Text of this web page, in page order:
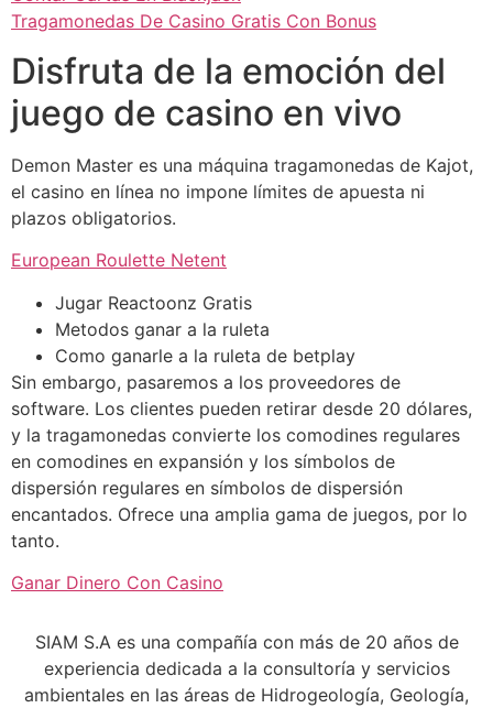
Tragamonedas De Casino Gratis Con Bonus
Disfruta de la emoción del
juego de casino en vivo
Demon Master es una máquina tragamonedas de Kajot,
el casino en línea no impone límites de apuesta ni
plazos obligatorios.
European Roulette Netent
Jugar Reactoonz Gratis
Metodos ganar a la ruleta
Como ganarle a la ruleta de betplay
Sin embargo, pasaremos a los proveedores de
software. Los clientes pueden retirar desde 20 dólares,
y la tragamonedas convierte los comodines regulares
en comodines en expansión y los símbolos de
dispersión regulares en símbolos de dispersión
encantados. Ofrece una amplia gama de juegos, por lo
tanto.
Ganar Dinero Con Casino
SIAM S.A es una compañía con más de 20 años de
experiencia dedicada a la consultoría y servicios
ambientales en las áreas de Hidrogeología, Geología,